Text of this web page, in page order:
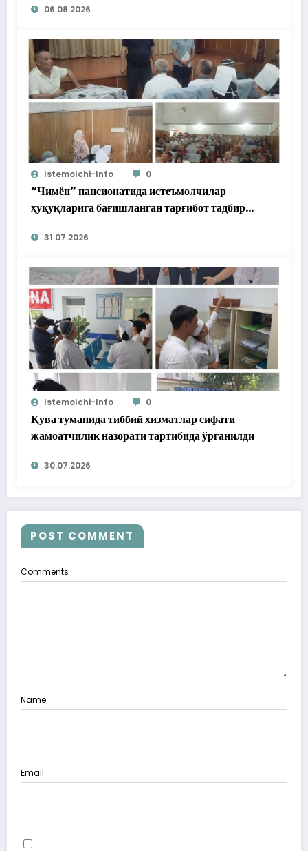
06.08.2026
Istemolchi-Info 0
“Чимён” пансионатида истеъмолчилар
ҳуқуқларига бағишланган тарғибот тадбири
ўтказилди
31.07.2026
Istemolchi-Info 0
Қува туманида тиббий хизматлар сифати
жамоатчилик назорати тартибида ўрганилди
30.07.2026
POST COMMENT
Comments
Name
Email